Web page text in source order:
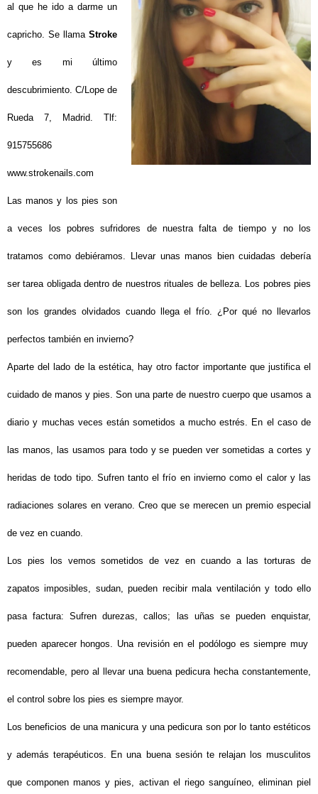
al que he ido a darme un
capricho. Se llama Stroke
y es mi último
descubrimiento. C/Lope de
Rueda 7, Madrid. Tlf:
915755686
www.strokenails.com
Las manos y los pies son
a veces los pobres sufridores de nuestra falta de tiempo y no los
tratamos como debiéramos. Llevar unas manos bien cuidadas debería
ser tarea obligada dentro de nuestros rituales de belleza. Los pobres pies
son los grandes olvidados cuando llega el frío. ¿Por qué no llevarlos
perfectos también en invierno?
Aparte del lado de la estética, hay otro factor importante que justifica el
cuidado de manos y pies. Son una parte de nuestro cuerpo que usamos a
diario y muchas veces están sometidos a mucho estrés. En el caso de
las manos, las usamos para todo y se pueden ver sometidas a cortes y
heridas de todo tipo. Sufren tanto el frío en invierno como el calor y las
radiaciones solares en verano. Creo que se merecen un premio especial
de vez en cuando.
Los pies los vemos sometidos de vez en cuando a las torturas de
zapatos imposibles, sudan, pueden recibir mala ventilación y todo ello
pasa factura: Sufren durezas, callos; las uñas se pueden enquistar,
pueden aparecer hongos. Una revisión en el podólogo es siempre muy
recomendable, pero al llevar una buena pedicura hecha constantemente,
el control sobre los pies es siempre mayor.
Los beneficios de una manicura y una pedicura son por lo tanto estéticos
y además terapéuticos. En una buena sesión te relajan los musculitos
que componen manos y pies, activan el riego sanguíneo, eliminan piel